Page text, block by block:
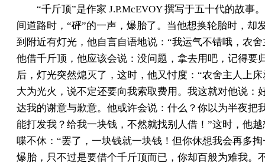
“千斤顶”是作家 J.P.McEVOY 撰写于五十代的故事
间道路时，“砰”的一声，爆胎了。当他想换轮胎时，却
到附近有灯光，他自言自语地说：“我运气不错哦，农
他借千斤顶，他应该会说：没问题，拿去用吧，记得要
后，灯光突然熄灭了，这时，他又忖度：“农舍主人上
大为光火，说不定还要向我索取费用。我这就对他说：
达我的谢意与歉意。他或许会说：什么？你以为半夜把
能打发我？给我一块钱，不然就找别人借！”这时，他
喋不休：“罢了，一块钱就一块钱！但你休想我会再多
爆胎，只不过是要借个千斤顶而已，你却百般为难我。